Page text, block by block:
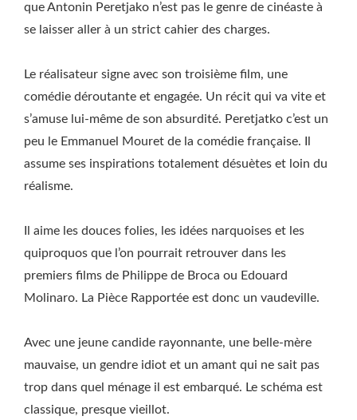
que Antonin Peretjako n’est pas le genre de cinéaste à
se laisser aller à un strict cahier des charges.
Le réalisateur signe avec son troisième film, une
comédie déroutante et engagée. Un récit qui va vite et
s’amuse lui-même de son absurdité. Peretjatko c’est un
peu le Emmanuel Mouret de la comédie française. Il
assume ses inspirations totalement désuètes et loin du
réalisme.
Il aime les douces folies, les idées narquoises et les
quiproquos que l’on pourrait retrouver dans les
premiers films de Philippe de Broca ou Edouard
Molinaro. La Pièce Rapportée est donc un vaudeville.
Avec une jeune candide rayonnante, une belle-mère
mauvaise, un gendre idiot et un amant qui ne sait pas
trop dans quel ménage il est embarqué. Le schéma est
classique, presque vieillot.